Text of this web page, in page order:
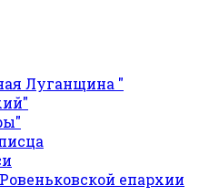
Луганщина "
епархии